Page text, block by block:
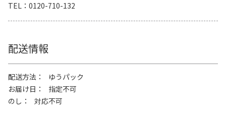
TEL
0120-710-132
配送情報
配送方法
ゆうパック
お届け日
指定不可
のし
対応不可